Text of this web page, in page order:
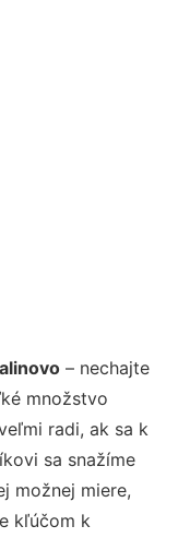
– nechajte
množstvo
radi, ak sa k
sa snažíme
možnej miere,
kľúčom k